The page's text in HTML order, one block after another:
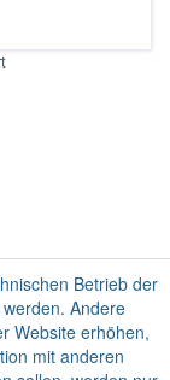
Betrieb der
Andere
Website erhöhen,
mit anderen